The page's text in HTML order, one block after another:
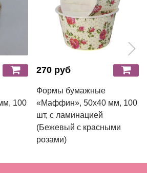
100
270 руб
Формы бумажные
«Маффин», 50х40 мм, 100
шт, с ламинацией
(Бежевый с красными
розами)